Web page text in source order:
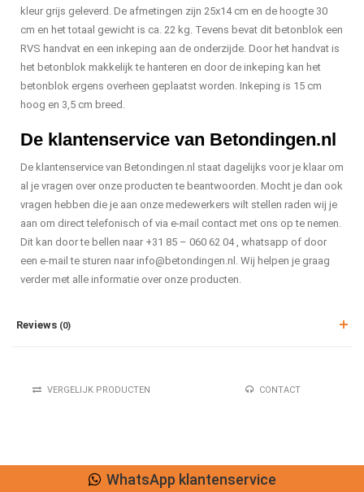
kleur grijs geleverd. De afmetingen zijn 25x14 cm en de hoogte 30
cm en het totaal gewicht is ca. 22 kg. Tevens bevat dit betonblok een
RVS handvat en een inkeping aan de onderzijde. Door het handvat is
het betonblok makkelijk te hanteren en door de inkeping kan het
betonblok ergens overheen geplaatst worden. Inkeping is 15 cm
hoog en 3,5 cm breed.
De klantenservice van Betondingen.nl
De klantenservice van Betondingen.nl staat dagelijks voor je klaar om
al je vragen over onze producten te beantwoorden. Mocht je dan ook
vragen hebben die je aan onze medewerkers wilt stellen raden wij je
aan om direct telefonisch of via e-mail contact met ons op te nemen.
Dit kan door te bellen naar +31 85 – 060 62 04 , whatsapp of door
een e-mail te sturen naar info@betondingen.nl . Wij helpen je graag
verder met alle informatie over onze producten.
Reviews (0)
VERGELIJK PRODUCTEN CONTACT
WhatsApp klantenservice